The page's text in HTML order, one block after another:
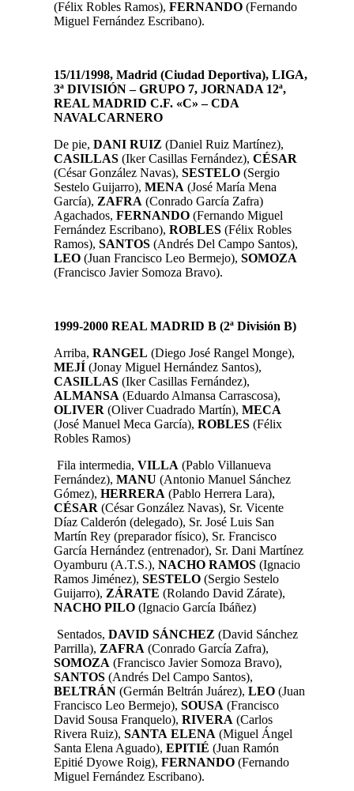
(Félix Robles Ramos), FERNANDO (Fernando
Miguel Fernández Escribano).
15/11/1998, Madrid (Ciudad Deportiva), LIGA,
3ª DIVISIÓN – GRUPO 7, JORNADA 12ª,
REAL MADRID C.F. «C» – CDA
NAVALCARNERO
De pie, DANI RUIZ (Daniel Ruiz Martínez),
CASILLAS (Iker Casillas Fernández), CÉSAR
(César González Navas), SESTELO (Sergio
Sestelo Guijarro), MENA (José María Mena
García), ZAFRA (Conrado García Zafra)
Agachados, FERNANDO (Fernando Miguel
Fernández Escribano), ROBLES (Félix Robles
Ramos), SANTOS (Andrés Del Campo Santos),
LEO (Juan Francisco Leo Bermejo), SOMOZA
(Francisco Javier Somoza Bravo).
1999-2000 REAL MADRID B (2ª División B)
Arriba, RANGEL (Diego José Rangel Monge),
MEJÍ (Jonay Miguel Hernández Santos),
CASILLAS (Iker Casillas Fernández),
ALMANSA (Eduardo Almansa Carrascosa),
OLIVER (Oliver Cuadrado Martín), MECA
(José Manuel Meca García), ROBLES (Félix
Robles Ramos)
Fila intermedia, VILLA (Pablo Villanueva
Fernández), MANU (Antonio Manuel Sánchez
Gómez), HERRERA (Pablo Herrera Lara),
CÉSAR (César González Navas), Sr. Vicente
Díaz Calderón (delegado), Sr. José Luis San
Martín Rey (preparador físico), Sr. Francisco
García Hernández (entrenador), Sr. Dani Martínez
Oyamburu (A.T.S.), NACHO RAMOS (Ignacio
Ramos Jiménez), SESTELO (Sergio Sestelo
Guijarro), ZÁRATE (Rolando David Zárate),
NACHO PILO (Ignacio García Ibáñez)
Sentados, DAVID SÁNCHEZ (David Sánchez
Parrilla), ZAFRA (Conrado García Zafra),
SOMOZA (Francisco Javier Somoza Bravo),
SANTOS (Andrés Del Campo Santos),
BELTRÁN (Germán Beltrán Juárez), LEO (Juan
Francisco Leo Bermejo), SOUSA (Francisco
David Sousa Franquelo), RIVERA (Carlos
Rivera Ruiz), SANTA ELENA (Miguel Ángel
Santa Elena Aguado), EPITIÉ (Juan Ramón
Epitié Dyowe Roig), FERNANDO (Fernando
Miguel Fernández Escribano).